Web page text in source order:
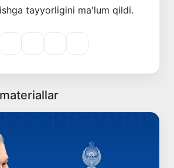
tayyorligini ma'lum qildi.